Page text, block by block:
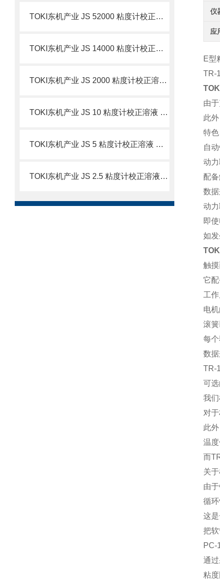
TOKI东机产业 JS 52000 粘度计校正溶液 简介
TOKI东机产业 JS 14000 粘度计校正溶液 简介
TOKI东机产业 JS 2000 粘度计校正溶液 简介
TOKI东机产业 JS 10 粘度计校正溶液 简介
TOKI东机产业 JS 5 粘度计校正溶液 简介
TOKI东机产业 JS 2.5 粘度计校正溶液 简介
仪
应
E型
TR-
由
此
特色
自
动
配
数
动
即
如
触
它
工
电
滚
每
数
TR-
可
我
对
此
温
而
关
由
循
这
把
PC-
通
粘